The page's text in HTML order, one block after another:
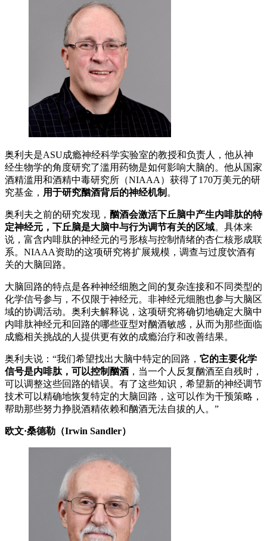
奥利夫是ASU成瘾神经科学实验室的教授和负责人，他从神
经生物学的角度研究了滥用药物是如何影响大脑的。他从国家
酒精滥用和酒精中毒研究所（NIAAA）获得了170万美元的研
究基金， 用于研究酗酒背后的神经机制 。
奥利夫之前的研究发现， 酗酒会激活下丘脑中产生内啡肽的特
定神经元，下丘脑是大脑中与行为调节有关的区域。具体来
说，富含内啡肽的神经元的弓形核与控制情绪的杏仁核形成联
系。NIAAA资助的这项研究将扩展规模，调查与过度饮酒有
关的大脑回路。
大脑回路的特点是各种神经细胞之间的复杂连接和不同类型的
化学信号参与，不仅限于神经元。非神经元细胞也参与大脑区
域的协调活动。奥利夫解释说，这项研究将确切地确定大脑中
内啡肽神经元和回路的哪些亚型对酗酒敏感，从而为那些面临
成瘾相关挑战的人提供更有效的成瘾治疗和改善结果。
奥利夫说：“我们希望找出大脑中特定的回路， 它的主要化学
信号是内啡肽，可以控制酗酒 ，当一个人反复酗酒至自残时，
可以调整这些回路的错误。有了这些知识，希望新的神经调节
技术可以精确地恢复特定的大脑回路，这可以作为干预策略，
帮助那些努力挣脱酒精依赖和酗酒无法自拔的人。”
欧文·桑德勒（Irwin Sandler）